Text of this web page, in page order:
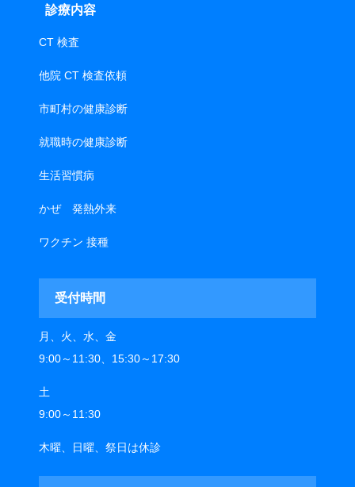
診療内容
CT 検査
他院 CT 検査依頼
市町村の健康診断
就職時の健康診断
生活習慣病
かぜ 発熱外来
ワクチン 接種
受付時間
月、火、水、金
9:00～11:30、15:30～17:30
土
9:00～11:30
木曜、日曜、祭日は休診